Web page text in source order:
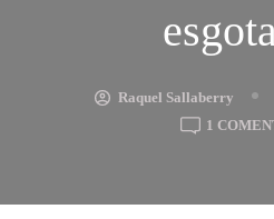
Raquel Sallaberry
1